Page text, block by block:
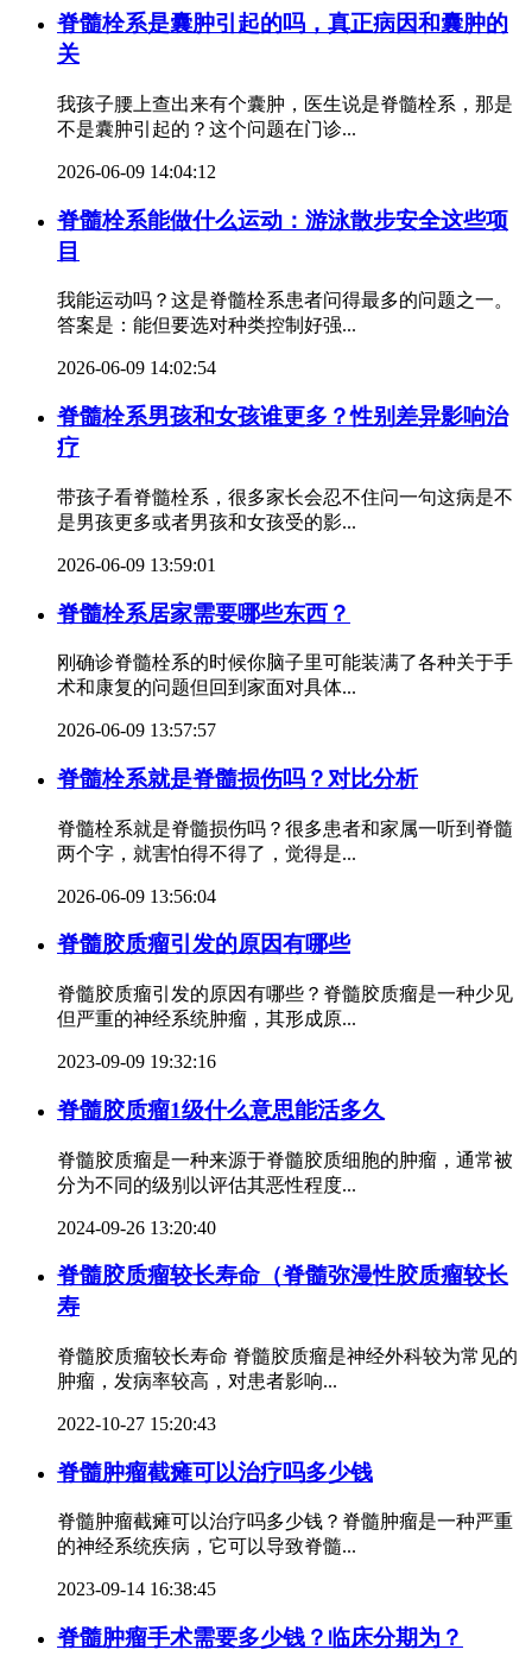
脊髓栓系是囊肿引起的吗，真正病因和囊肿的
关
我孩子腰上查出来有个囊肿，医生说是脊髓栓系，那是
不是囊肿引起的？这个问题在门诊...
2026-06-09 14:04:12
脊髓栓系能做什么运动：游泳散步安全这些项
目
我能运动吗？这是脊髓栓系患者问得最多的问题之一。
答案是：能但要选对种类控制好强...
2026-06-09 14:02:54
脊髓栓系男孩和女孩谁更多？性别差异影响治
疗
带孩子看脊髓栓系，很多家长会忍不住问一句这病是不
是男孩更多或者男孩和女孩受的影...
2026-06-09 13:59:01
脊髓栓系居家需要哪些东西？
刚确诊脊髓栓系的时候你脑子里可能装满了各种关于手
术和康复的问题但回到家面对具体...
2026-06-09 13:57:57
脊髓栓系就是脊髓损伤吗？对比分析
脊髓栓系就是脊髓损伤吗？很多患者和家属一听到脊髓
两个字，就害怕得不得了，觉得是...
2026-06-09 13:56:04
脊髓胶质瘤引发的原因有哪些
脊髓胶质瘤引发的原因有哪些？脊髓胶质瘤是一种少见
但严重的神经系统肿瘤，其形成原...
2023-09-09 19:32:16
脊髓胶质瘤1级什么意思能活多久
脊髓胶质瘤是一种来源于脊髓胶质细胞的肿瘤，通常被
分为不同的级别以评估其恶性程度...
2024-09-26 13:20:40
脊髓胶质瘤较长寿命（脊髓弥漫性胶质瘤较长
寿
脊髓胶质瘤较长寿命 脊髓胶质瘤是神经外科较为常见的
肿瘤，发病率较高，对患者影响...
2022-10-27 15:20:43
脊髓肿瘤截瘫可以治疗吗多少钱
脊髓肿瘤截瘫可以治疗吗多少钱？脊髓肿瘤是一种严重
的神经系统疾病，它可以导致脊髓...
2023-09-14 16:38:45
脊髓肿瘤手术需要多少钱？临床分期为？